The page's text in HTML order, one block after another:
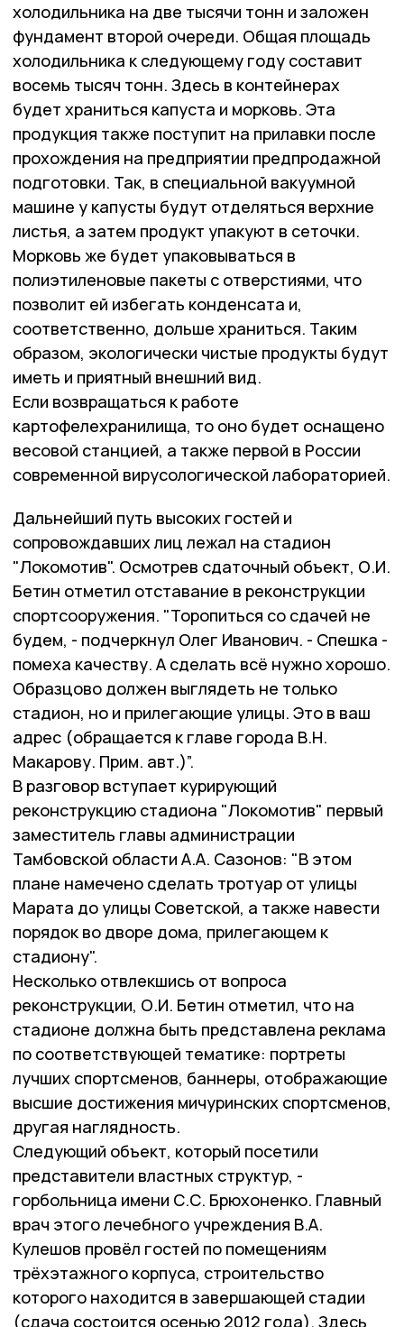
холодильника на две тысячи тонн и заложен
фундамент второй очереди. Общая площадь
холодильника к следующему году составит
восемь тысяч тонн. Здесь в контейнерах
будет храниться капуста и морковь. Эта
продукция также поступит на прилавки после
прохождения на предприятии предпродажной
подготовки. Так, в специальной вакуумной
машине у капусты будут отделяться верхние
листья, а затем продукт упакуют в сеточки.
Морковь же будет упаковываться в
полиэтиленовые пакеты с отверстиями, что
позволит ей избегать конденсата и,
соответственно, дольше храниться. Таким
образом, экологически чистые продукты будут
иметь и приятный внешний вид.
Если возвращаться к работе
картофелехранилища, то оно будет оснащено
весовой станцией, а также первой в России
современной вирусологической лабораторией.
Дальнейший путь высоких гостей и
сопровождавших лиц лежал на стадион
"Локомотив". Осмотрев сдаточный объект, О.И.
Бетин отметил отставание в реконструкции
спортсооружения. "Торопиться со сдачей не
будем, - подчеркнул Олег Иванович. - Спешка -
помеха качеству. А сделать всё нужно хорошо.
Образцово должен выглядеть не только
стадион, но и прилегающие улицы. Это в ваш
адрес (обращается к главе города В.Н.
Макарову. Прим. авт.)”.
В разговор вступает курирующий
реконструкцию стадиона "Локомотив" первый
заместитель главы администрации
Тамбовской области А.А. Сазонов: "В этом
плане намечено сделать тротуар от улицы
Марата до улицы Советской, а также навести
порядок во дворе дома, прилегающем к
стадиону".
Несколько отвлекшись от вопроса
реконструкции, О.И. Бетин отметил, что на
стадионе должна быть представлена реклама
по соответствующей тематике: портреты
лучших спортсменов, баннеры, отображающие
высшие достижения мичуринских спортсменов,
другая наглядность.
Следующий объект, который посетили
представители властных структур, -
горбольница имени С.С. Брюхоненко. Главный
врач этого лечебного учреждения В.А.
Кулешов провёл гостей по помещениям
трёхэтажного корпуса, строительство
которого находится в завершающей стадии
(сдача состоится осенью 2012 года). Здесь